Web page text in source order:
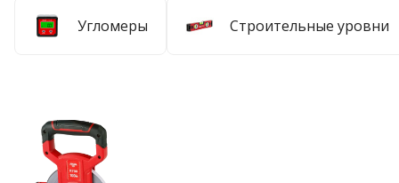
Угломеры Строительные уровни